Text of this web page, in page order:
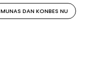
MUNAS DAN KONBES NU